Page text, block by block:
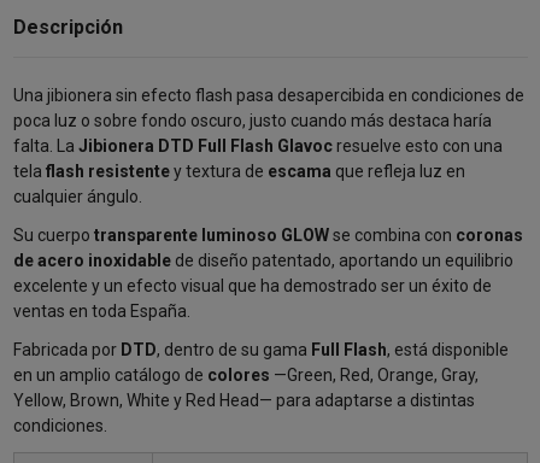
Descripción
Una jibionera sin efecto flash pasa desapercibida en condiciones de
poca luz o sobre fondo oscuro, justo cuando más destaca haría
falta. La Jibionera DTD Full Flash Glavocresuelve esto con una
tela flash resistentey textura de escama que refleja luz en
cualquier ángulo.
Su cuerpo transparente luminoso GLOWse combina con coronas
de acero inoxidablede diseño patentado, aportando un equilibrio
excelente y un efecto visual que ha demostrado ser un éxito de
ventas en toda España.
Fabricada por DTD, dentro de su gama Full Flash, está disponible
en un amplio catálogo de colores —Green, Red, Orange, Gray,
Yellow, Brown, White y Red Head— para adaptarse a distintas
condiciones.